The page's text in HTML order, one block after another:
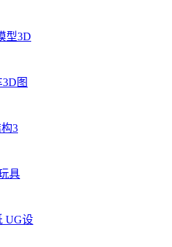
型3D
图
3
具
UG设